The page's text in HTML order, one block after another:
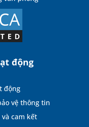
động
động
vệ thông tin
cam kết